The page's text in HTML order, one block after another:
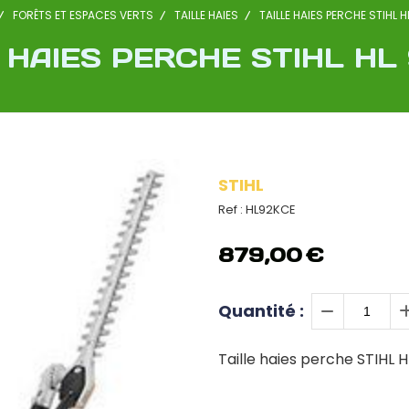
FORÊTS ET ESPACES VERTS TAILLE HAIES TAILLE HAIES PERCHE STIHL
PERCHE STIHL
STIHL
Ref : HL92KCE
879,00€
Quantité :
Taille haies perche STIHL